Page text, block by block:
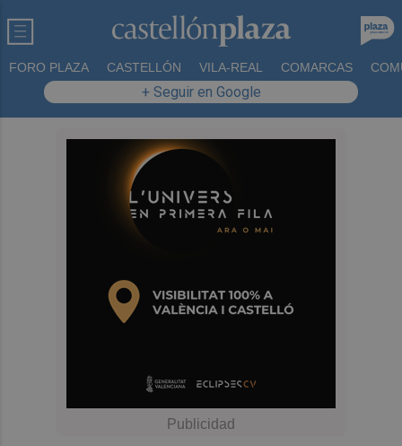
FORO PLAZA CASTELLÓN VILA-REAL COMARCAS
+ Seguir en Google